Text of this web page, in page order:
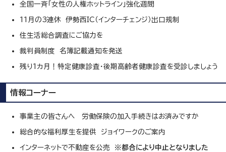
全国一斉「女性の人権ホットライン」強化週間
11月の3連休 伊勢西IC（インターチェンジ）出口規制
住生活総合調査にご協力を
裁判員制度 名簿記載通知を発送
残り1カ月！特定健康診査・後期高齢者健康診査を受診しましょう
情報コーナー
事業主の皆さんへ 労働保険の加入手続きはお済みですか
総合的な福利厚生を提供 ジョイワークのご案内
インターネットで不動産を公売 ※都合により中止となりました